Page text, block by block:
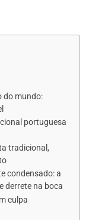
do mundo:
portuguesa
tradicional,
condensado: a
derrete na boca
culpa